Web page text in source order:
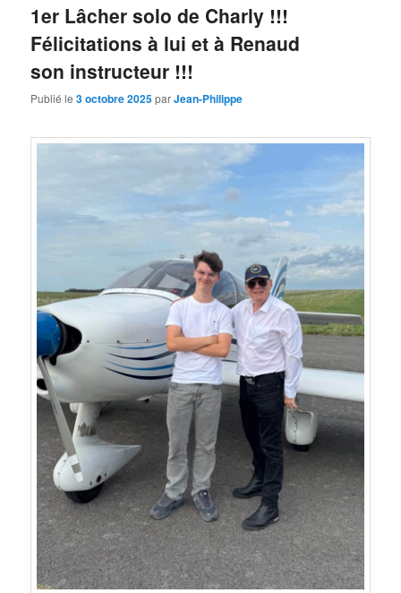
1er Lâcher solo de Charly !!!
Félicitations à lui et à Renaud
son instructeur !!!
Publié le3 octobre 2025parJean-Philippe